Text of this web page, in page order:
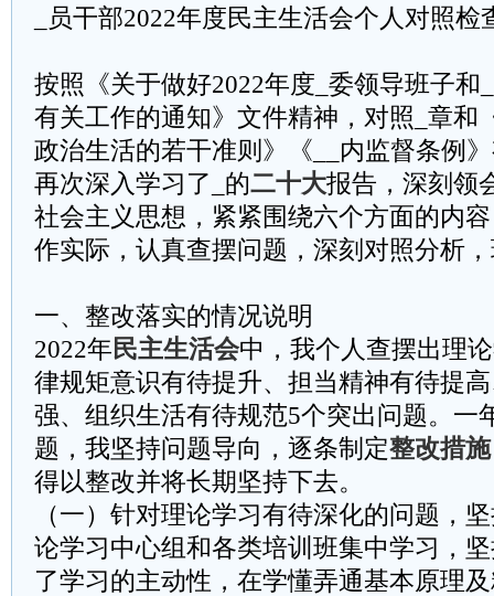
_员干部2022年度民主生活会个人对照检
按照《关于做好2022年度_委领导班子和
有关工作的通知》文件精神，对照_章和
政治生活的若干准则》《__内监督条例
再次深入学习了_的二十大报告，深刻领
社会主义思想，紧紧围绕六个方面的内
作实际，认真查摆问题，深刻对照分析
一、整改落实的情况说明
2022年民主生活会中，我个人查摆出理
律规矩意识有待提升、担当精神有待提
强、组织生活有待规范5个突出问题。一
题，我坚持问题导向，逐条制定整改措施
得以整改并将长期坚持下去。
（一）针对理论学习有待深化的问题，
论学习中心组和各类培训班集中学习，
了学习的主动性，在学懂弄通基本原理